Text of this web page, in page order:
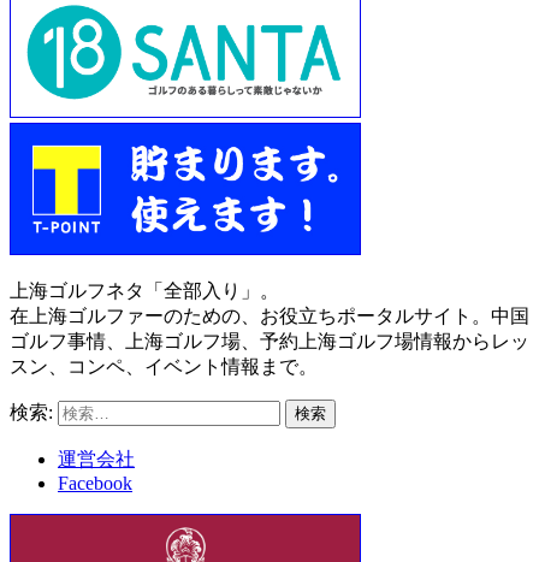
上海ゴルフネタ「全部入り」。
在上海ゴルファーのための、お役立ちポータルサイト。中国
ゴルフ事情、上海ゴルフ場、予約上海ゴルフ場情報からレッ
スン、コンペ、イベント情報まで。
検索:
運営会社
Facebook